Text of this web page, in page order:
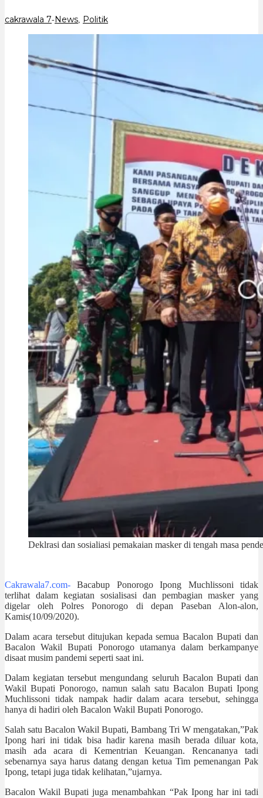
cakrawala 7-News Politik
Deklrasi dan sosialiasi pemakaian masker di tengah masa
Cakrawala7.com- Bacabup Ponorogo Ipong Muchlissoni tidak
terlihat dalam kegiatan sosialisasi dan pembagian masker yang
digelar oleh Polres Ponorogo di depan Paseban Alon-alon,
Kamis(10/09/2020).
Dalam acara tersebut ditujukan kepada semua Bacalon Bupati dan
Bacalon Wakil Bupati Ponorogo utamanya dalam berkampanye
disaat musim pandemi seperti saat ini.
Dalam kegiatan tersebut mengundang seluruh Bacalon Bupati dan
Wakil Bupati Ponorogo, namun salah satu Bacalon Bupati Ipong
Muchlissoni tidak nampak hadir dalam acara tersebut, sehingga
hanya di hadiri oleh Bacalon Wakil Bupati Ponorogo.
Salah satu Bacalon Wakil Bupati, Bambang Tri W mengatakan,”Pak
Ipong hari ini tidak bisa hadir karena masih berada diluar kota,
masih ada acara di Kementrian Keuangan. Rencananya tadi
sebenarnya saya harus datang dengan ketua Tim pemenangan Pak
Ipong, tetapi juga tidak kelihatan,”ujarnya.
Bacalon Wakil Bupati juga menambahkan “Pak Ipong har ini tadi